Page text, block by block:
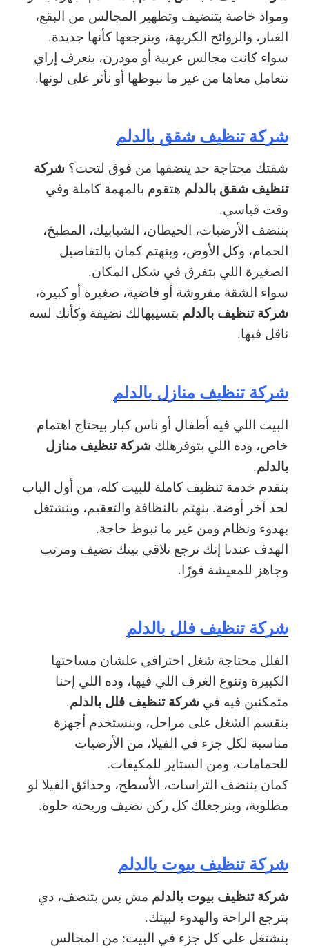
ومواد خاصة بتنضيف وتطهير المجالس من البقع،
الغبار، والروائح الكريهة، وبنرجعها كأنها جديدة.
سواء كانت مجالس عربية أو مودرن، بنعرف إزاي
نتعامل معاها من غير ما نبوظها أو نأثر على لونها.
شركة تنظيف شقق بالدلم
شقتك محتاجة حد ينضفها من فوق لتحت؟ شركة
تنظيف شقق بالدلم هتقوم بالمهمة كاملة وفي
وقت قياسي.
بننضف الأرضيات، الحيطان، الشبابيك، المطبخ،
الحمام، وكل الأوض، وبنهتم كمان بالتفاصيل
الصغيرة اللي بتفرق في شكل المكان.
سواء الشقة مفروشة أو فاضية، صغيرة أو كبيرة،
شركة تنظيف بالدلم بتسيبهالك نضيفة وكأنك لسه
ناقل فيها.
شركة تنظيف منازل بالدلم
البيت اللي فيه أطفال أو ناس كبار بيحتاج اهتمام
خاص، وده اللي بتوفرهلك شركة تنظيف منازل
بالدلم.
بنقدم خدمة تنظيف كاملة للبيت كله، من أول الباب
لحد آخر أوضة. بنهتم بالنظافة والتعقيم، وبنشتغل
بهدوء ونظام ومن غير ما نبوظ حاجة.
الهدف عندنا إنك ترجع تلاقي بيتك نضيف ومرتب
وجاهز للمعيشة فورًا.
شركة تنظيف فلل بالدلم
الفلل محتاجة شغل احترافي علشان مساحتها
الكبيرة وتنوع الغرف اللي فيها، وده اللي إحنا
متمكنين فيه في شركة تنظيف فلل بالدلم.
بنقسم الشغل على مراحل، وبنستخدم أجهزة
مناسبة لكل جزء في الفيلا، من الأرضيات
للحمامات، ومن الستاير للمكيفات.
كمان بننضف التراسات، الأسطح، وحدائق الفيلا لو
مطلوبة، وبنرجعلك كل ركن نضيف وريحته حلوة.
شركة تنظيف بيوت بالدلم
شركة تنظيف بيوت بالدلم مش بس بتنضف، دي
بترجع الراحة والهدوء لبيتك.
بنشتغل على كل جزء في البيت: من المجالس